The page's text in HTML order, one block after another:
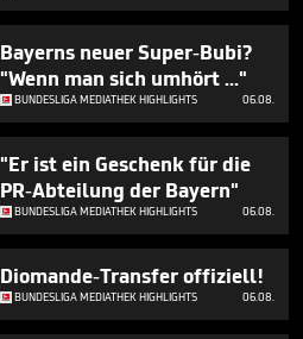
Bayerns neuer Super-Bubi?
"Wenn man sich umhört ..."
BUNDESLIGA MEDIATHEK HIGHLIGHTS 06.08.
"Er ist ein Geschenk für die
PR-Abteilung der Bayern"
BUNDESLIGA MEDIATHEK HIGHLIGHTS 06.08.
Diomande-Transfer offiziell!
BUNDESLIGA MEDIATHEK HIGHLIGHTS 06.08.